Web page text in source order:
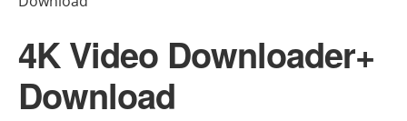
4K Video Downloader+
Download